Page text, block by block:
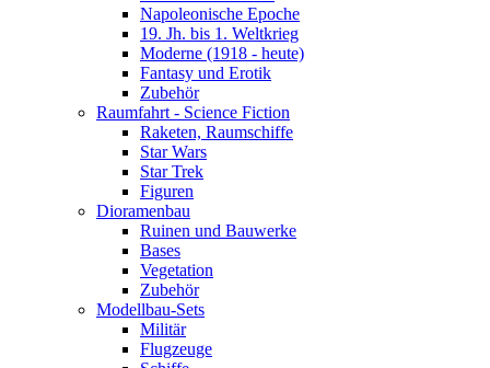
Napoleonische Epoche
19. Jh. bis 1. Weltkrieg
Moderne (1918 - heute)
Fantasy und Erotik
Zubehör
Raumfahrt - Science Fiction
Raketen, Raumschiffe
Star Wars
Star Trek
Figuren
Dioramenbau
Ruinen und Bauwerke
Bases
Vegetation
Zubehör
Modellbau-Sets
Militär
Flugzeuge